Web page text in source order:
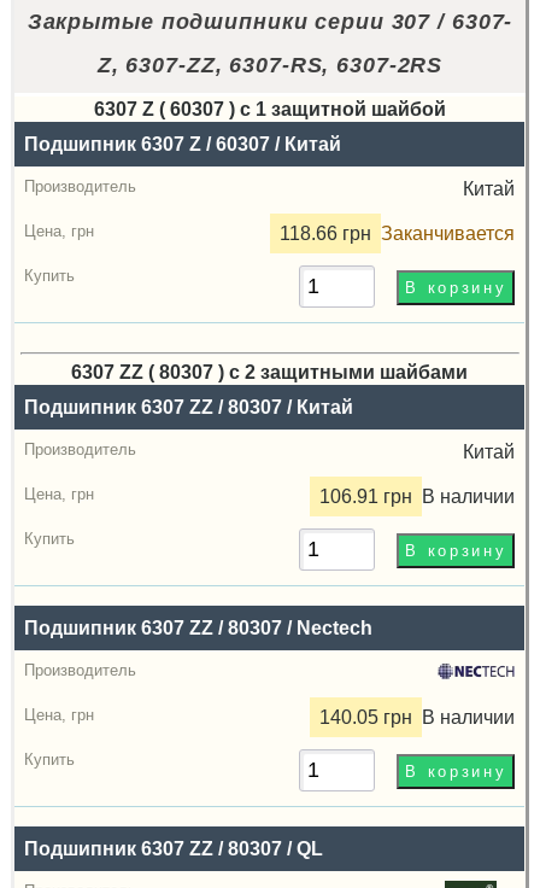
Закрытые подшипники серии 307 / 6307-
Z, 6307-ZZ, 6307-RS, 6307-2RS
6307 Z ( 60307 ) с 1 защитной шайбой
Назва
Производитель
Радиальный
грн
Купить
Подшипник 6307 Z / 60307 / Китай
Китай
118.66 грн Заканчивается
6307 ZZ ( 80307 ) с 2 защитными шайбами
Назва
Производитель
Радиальный
грн
Купить
Подшипник 6307 ZZ / 80307 / Китай
Китай
106.91 грн В наличии
Подшипник 6307 ZZ / 80307 / Nectech
140.05 грн В наличии
Подшипник 6307 ZZ / 80307 / QL